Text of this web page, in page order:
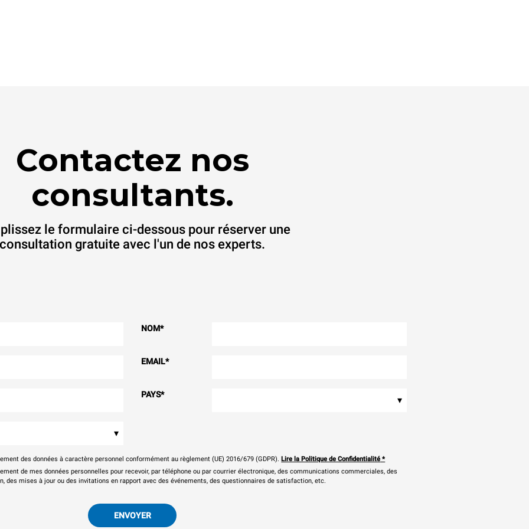
Contactez nos
consultants.
le formulaire ci-dessous pour réserver une
consultation gratuite avec l'un de nos experts.
NOM*
EMAIL*
PAYS* ▾
▾
des données à caractère personnel conformément au règlement (UE) 2016/679 (GDPR). Lire la Politique de Confidentialité *
de mes données personnelles pour recevoir, par téléphone ou par courrier électronique, des communications commerciales, des
des mises à jour ou des invitations en rapport avec des événements, des questionnaires de satisfaction, etc.
ENVOYER